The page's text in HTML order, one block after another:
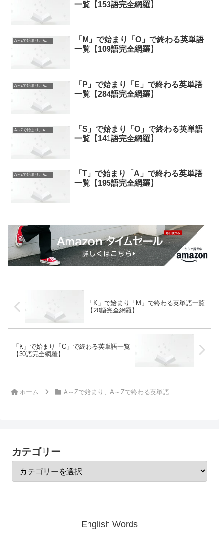
一覧【153語完全網羅】
A～Zで始まり、A～Zで終わる英単語
「M」で始まり「O」で終わる英単語
一覧【109語完全網羅】
A～Zで始まり、A～Zで終わる英単語
「P」で始まり「E」で終わる英単語
一覧【284語完全網羅】
A～Zで始まり、A～Zで終わる英単語
「S」で始まり「O」で終わる英単語
一覧【141語完全網羅】
A～Zで始まり、A～Zで終わる英単語
「T」で始まり「A」で終わる英単語
一覧【195語完全網羅】
「K」で始まり「M」で終わる英単語一覧
【20語完全網羅】
「K」で始まり「O」で終わる英単語一覧
【30語完全網羅】
ホーム A～Zで始まり、A～Zで終わる英単語
カテゴリー
English Words